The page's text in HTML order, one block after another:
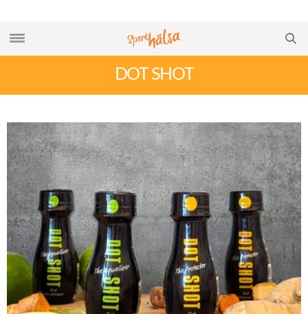
DOT SHOT